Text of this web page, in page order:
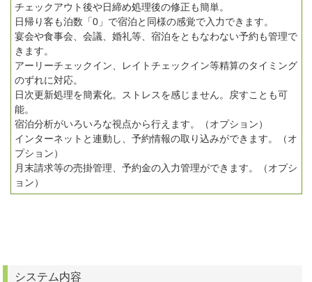
チェックアウト後や日締め処理後の修正も簡単。
日帰り客も泊数「0」で宿泊と同様の感覚で入力できます。
宴会や食事会、会議、婚礼等、宿泊をともなわない予約も管理で
きます。
アーリーチェックイン、レイトチェックイン等精算のタイミング
のずれに対応。
日次更新処理を簡素化。ストレスを感じません。戻すことも可
能。
宿泊分析がいろいろな視点から行えます。（オプション）
インターネットと連動し、予約情報の取り込みができます。（オ
プション）
月末請求等の売掛管理、予約金の入力管理ができます。（オプシ
ョン）
システム内容